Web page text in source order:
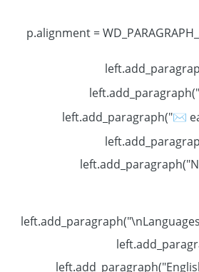
p.alignment =
left.add_paragraph("✉️